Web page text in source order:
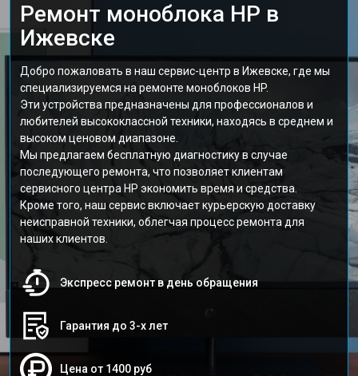
Ремонт моноблока HP в
Ижевске
Добро пожаловать в наш сервис-центр в Ижевске, где мы
специализируемся на ремонте моноблоков HP.
Эти устройства предназначены для профессионалов и
любителей высококлассной техники, находясь в среднем и
высоком ценовом диапазоне.
Мы предлагаем бесплатную диагностику в случае
последующего ремонта, что позволяет клиентам
сервисного центра HP экономить время и средства.
Кроме того, наш сервис включает курьерскую доставку
неисправной техники, облегчая процесс ремонта для
наших клиентов.
Экспресс ремонт в день обращения
Гарантия до 3-х лет
Цена от 1400 руб